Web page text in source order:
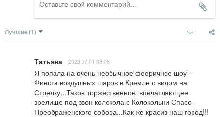
Лучшие (1)
Татьяна 2023.07.01 08:06
Я попала на очень необычное фееричное шоу -
Фиеста воздушных шаров в Кремле с видом на
Стрелку...Такое торжественное  впечатляющее
зрелище под звон колокола с Колокольни Спасо-
Преображенского собора...Как же красив наш город!!!